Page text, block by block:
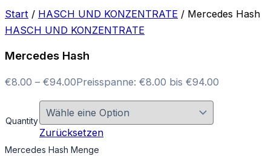
Start / HASCH UND KONZENTRATE / Mercedes Hash
HASCH UND KONZENTRATE
Mercedes Hash
€8.00 – €94.00Preisspanne: €8.00 bis €94.00
Quantity
Zurücksetzen
Mercedes Hash Menge